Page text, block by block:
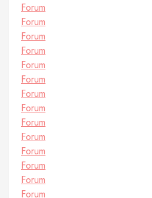
Forum
Forum
Forum
Forum
Forum
Forum
Forum
Forum
Forum
Forum
Forum
Forum
Forum
Forum